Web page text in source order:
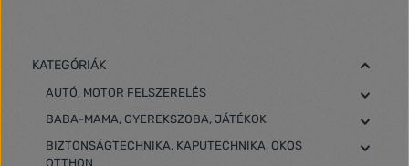
KATEGÓRIÁK
AUTÓ, MOTOR FELSZERELÉS
BABA-MAMA, GYEREKSZOBA, JÁTÉKOK
BIZTONSÁGTECHNIKA, KAPUTECHNIKA, OKOS
OTTHON